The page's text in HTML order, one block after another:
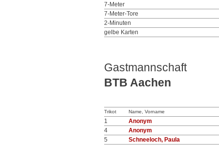
7-Meter
7-Meter-Tore
2-Minuten
gelbe Karten
Gastmannschaft
BTB Aachen
Trikot Name, Vorname
1
Anonym
4
Anonym
5
Schneeloch, Paula